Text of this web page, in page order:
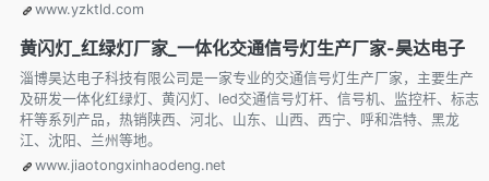
www.yzktld.com
黄闪灯_红绿灯厂家_一体化交通信号灯生产厂家-昊达电子
淄博昊达电子科技有限公司是一家专业的交通信号灯生产厂家，主要生产
及研发一体化红绿灯、黄闪灯、led交通信号灯杆、信号机、监控杆、标志
杆等系列产品，热销陕西、河北、山东、山西、西宁、呼和浩特、黑龙
江、沈阳、兰州等地。
www.jiaotongxinhaodeng.net